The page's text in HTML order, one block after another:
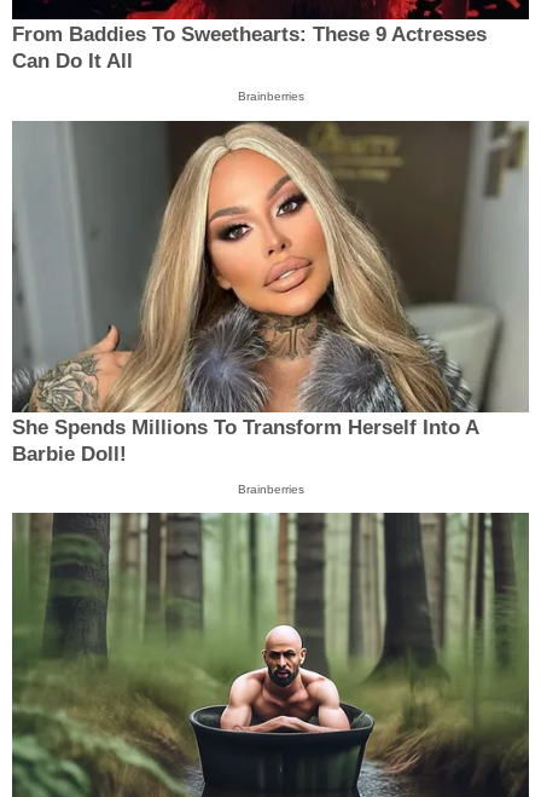
From Baddies To Sweethearts: These 9 Actresses
Can Do It All
Brainberries
She Spends Millions To Transform Herself Into A
Barbie Doll!
Brainberries